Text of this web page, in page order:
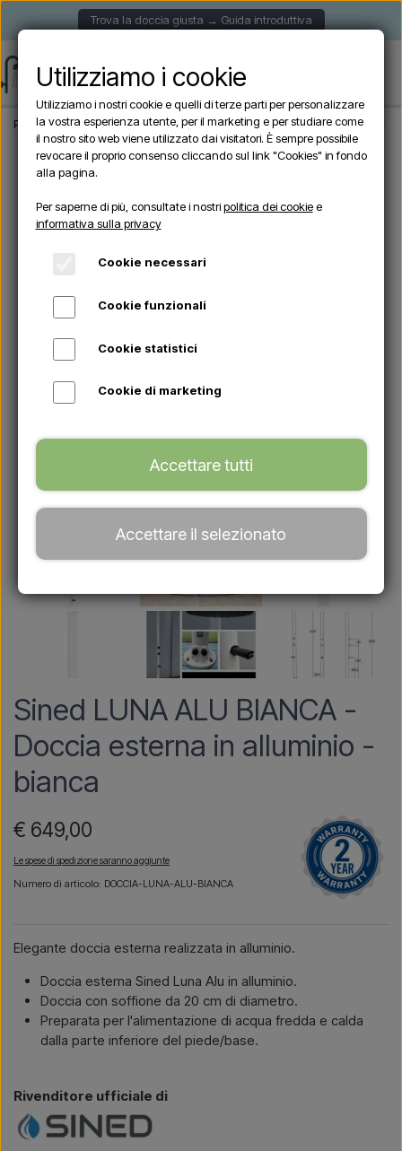
Trova la doccia giusta → Guida introduttiva
Pagina iniziale Doccia da giardino Docce autoportanti Sined LUNA ALU
Sined LUNA ALU BIANCA -
Doccia esterna in alluminio -
bianca
€ 649,00
Le spese di spedizione saranno aggiunte
Numero di articolo: DOCCIA-LUNA-ALU-BIANCA
Elegante doccia esterna realizzata in alluminio.
Doccia esterna Sined Luna Alu in alluminio.
Doccia con soffione da 20 cm di diametro.
Preparata per l'alimentazione di acqua fredda e calda
dalla parte inferiore del piede/base.
Rivenditore ufficiale di
Utilizziamo i cookie
Utilizziamo i nostri cookie e quelli di terze parti per personalizzare
la vostra esperienza utente, per il marketing e per studiare come
il nostro sito web viene utilizzato dai visitatori. È sempre possibile
revocare il proprio consenso cliccando sul link "Cookies" in fondo
alla pagina.
Per saperne di più, consultate i nostripolitica dei cookiee
informativa sulla privacy
Cookie necessari
Cookie funzionali
Cookie statistici
Cookie di marketing
Accettare tutti
Accettare il selezionato